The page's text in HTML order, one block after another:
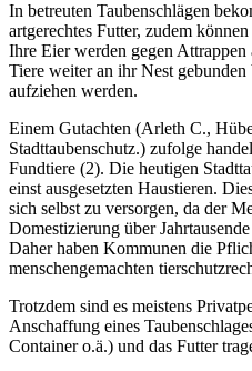
In betreuten Taubenschlägen
artgerechtes Futter, zudem
Ihre Eier werden gegen Attrappen
Tiere weiter an ihr Nest
aufziehen werden.
Einem Gutachten (Arleth C.,
Stadttaubenschutz.) zufolge
Fundtiere (2). Die heutigen
einst ausgesetzten Haustieren.
sich selbst zu versorgen, da der
Domestizierung über
Daher haben Kommunen die
menschengemachten
Trotzdem sind es meistens
Anschaffung eines
Container o.ä.) und das Futter